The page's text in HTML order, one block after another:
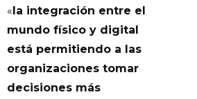
«la integración entre el
mundo físico y digital
está permitiendo a las
organizaciones tomar
decisiones más